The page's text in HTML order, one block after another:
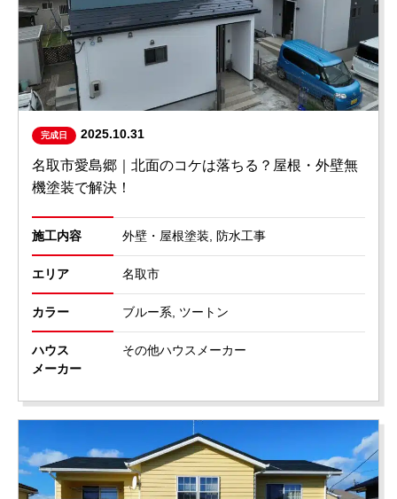
完成日 2025.10.31
名取市愛島郷｜北面のコケは落ちる？屋根・外壁無
機塗装で解決！
施工内容 外壁・屋根塗装, 防水工事
エリア 名取市
カラー ブルー系, ツートン
ハウス
メーカー
その他ハウスメーカー